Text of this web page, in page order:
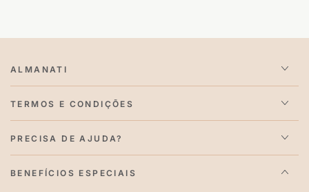
ALMANATI
TERMOS E CONDIÇÕES
PRECISA DE AJUDA?
BENEFÍCIOS ESPECIAIS